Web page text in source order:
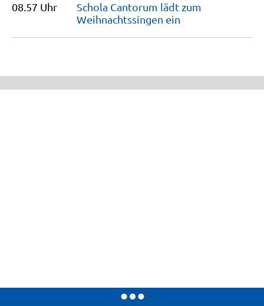
08.57 Uhr
Schola Cantorum lädt zum
Weihnachtssingen ein